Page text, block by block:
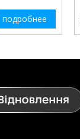
подробнее